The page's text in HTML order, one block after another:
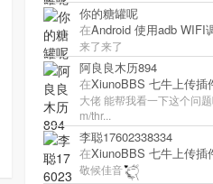
你的糖罐呢
在Android 使用adb WIFI
来了来了
阿良良木历894
在XiunoBBS 七牛上传插
大佬 能帮我看一下这个问
m/thr...
李聪17602338334
在XiunoBBS 七牛上传插
敬候佳音